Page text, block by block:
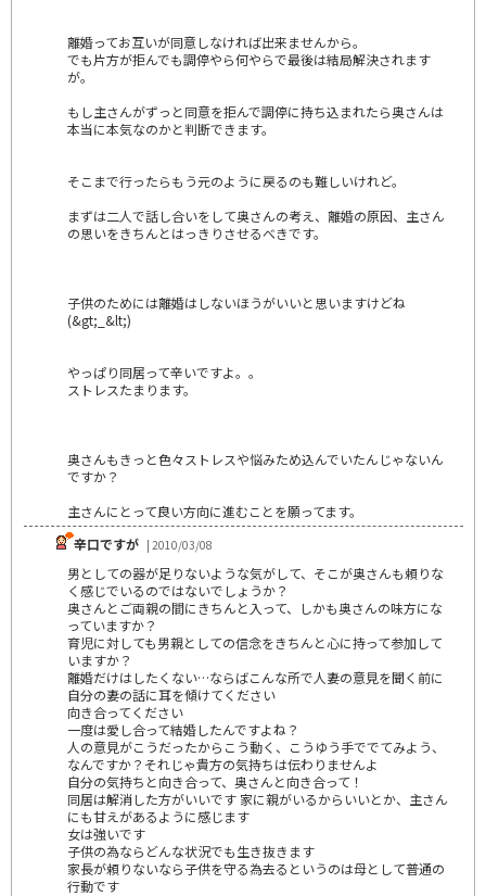
離婚ってお互いが同意しなければ出来ませんから。
でも片方が拒んでも調停やら何やらで最後は結局解決されます
が。
もし主さんがずっと同意を拒んで調停に持ち込まれたら奥さんは
本当に本気なのかと判断できます。
そこまで行ったらもう元のように戻るのも難しいけれど。
まずは二人で話し合いをして奥さんの考え、離婚の原因、主さん
の思いをきちんとはっきりさせるべきです。
子供のためには離婚はしないほうがいいと思いますけどね
(&gt;_&lt;)
やっぱり同居って辛いですよ。。
ストレスたまります。
奥さんもきっと色々ストレスや悩みため込んでいたんじゃないん
ですか？
主さんにとって良い方向に進むことを願ってます。
辛口ですが | 2010/03/08
男としての器が足りないような気がして、そこが奥さんも頼りな
く感じでいるのではないでしょうか？
奥さんとご両親の間にきちんと入って、しかも奥さんの味方にな
っていますか？
育児に対しても男親としての信念をきちんと心に持って参加して
いますか？
離婚だけはしたくない…ならばこんな所で人妻の意見を聞く前に
自分の妻の話に耳を傾けてください
向き合ってください
一度は愛し合って結婚したんですよね？
人の意見がこうだったからこう動く、こうゆう手ででてみよう、
なんですか？それじゃ貴方の気持ちは伝わりませんよ
自分の気持ちと向き合って、奥さんと向き合って！
同居は解消した方がいいです 家に親がいるからいいとか、主さん
にも甘えがあるように感じます
女は強いです
子供の為ならどんな状況でも生き抜きます
家長が頼りないなら子供を守る為去るというのは母として普通の
行動です